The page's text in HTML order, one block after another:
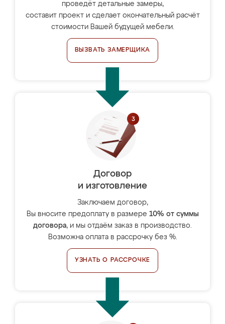
проведёт детальные замеры,
составит проект и сделает окончательный расчёт
стоимости Вашей будущей мебели.
ВЫЗВАТЬ ЗАМЕРЩИКА
Договор
и изготовление
Заключаем договор,
Вы вносите предоплату в размере 10% от суммы
договора, и мы отдаём заказ в производство.
Возможна оплата в рассрочку без %.
УЗНАТЬ О РАССРОЧКЕ